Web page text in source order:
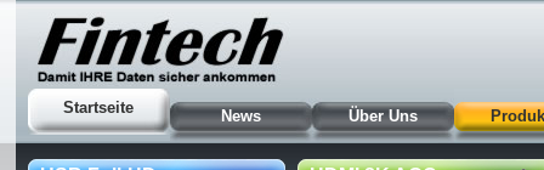
Startseite News Über Uns